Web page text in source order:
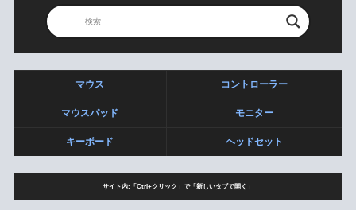
マウス コントローラー
マウスパッド モニター
キーボード ヘッドセット
サイト内:「Ctrl+クリック」で「新しいタブで開く」